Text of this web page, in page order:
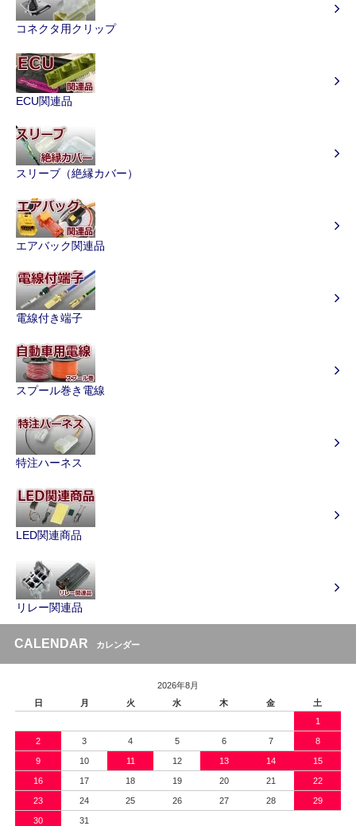
コネクタ用クリップ
ECU関連品
スリーブ（絶縁カバー）
エアバック関連品
電線付き端子
スプール巻き電線
特注ハーネス
LED関連商品
リレー関連品
CALENDAR カレンダー
2026年8月
日
月 火 水 木 金
土
1
2 3 4 5 6 7 8
9 10 11 12 13 14 15
16 17 18 19 20 21 22
23 24 25 26 27 28 29
30 31